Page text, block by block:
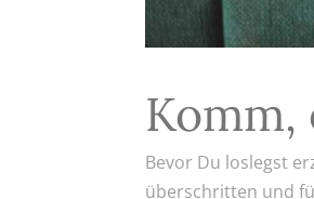
Bevor Du loslegst
überschritten und